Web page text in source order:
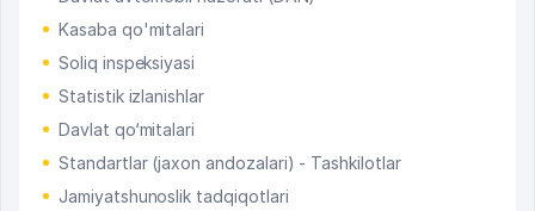
Kasaba qo'mitalari
Soliq inspeksiyasi
Statistik izlanishlar
Davlat qo‘mitalari
Standartlar (jaxon andozalari) - Tashkilotlar
Jamiyatshunoslik tadqiqotlari